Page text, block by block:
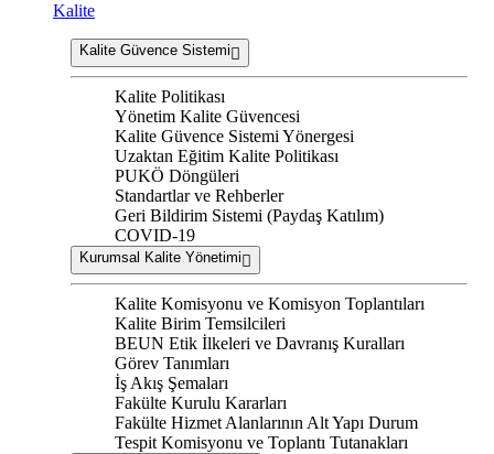
Kalite
Kalite Güvence Sistemi
Kalite Politikası
Yönetim Kalite Güvencesi
Kalite Güvence Sistemi Yönergesi
Uzaktan Eğitim Kalite Politikası
PUKÖ Döngüleri
Standartlar ve Rehberler
Geri Bildirim Sistemi (Paydaş Katılım)
COVID-19
Kurumsal Kalite Yönetimi
Kalite Komisyonu ve Komisyon Toplantıları
Kalite Birim Temsilcileri
BEUN Etik İlkeleri ve Davranış Kuralları
Görev Tanımları
İş Akış Şemaları
Fakülte Kurulu Kararları
Fakülte Hizmet Alanlarının Alt Yapı Durum
Tespit Komisyonu ve Toplantı Tutanakları